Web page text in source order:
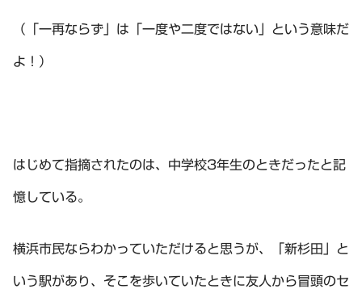
（「一再ならず」は「一度や二度ではない」という意味だ
よ！）
はじめて指摘されたのは、中学校3年生のときだったと記
憶している。
横浜市民ならわかっていただけると思うが、「新杉田」と
いう駅があり、そこを歩いていたときに友人から冒頭のセ